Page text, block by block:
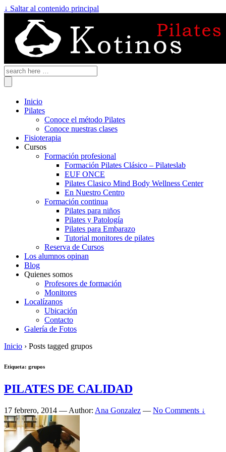
↓ Saltar al contenido principal
Inicio
Pilates
Conoce el método Pilates
Conoce nuestras clases
Fisioterapia
Cursos
Formación profesional
Formación Pilates Clásico – Pilateslab
EUF ONCE
Pilates Clasico Mind Body Wellness Center
En Nuestro Centro
Formación continua
Pilates para niños
Pilates y Patología
Pilates para Embarazo
Tutorial monitores de pilates
Reserva de Cursos
Los alumnos opinan
Blog
Quienes somos
Profesores de formación
Monitores
Localízanos
Ubicación
Contacto
Galería de Fotos
Inicio › Posts tagged grupos
Etiqueta: grupos
PILATES DE CALIDAD
17 febrero, 2014 — Author: Ana Gonzalez — No Comments ↓